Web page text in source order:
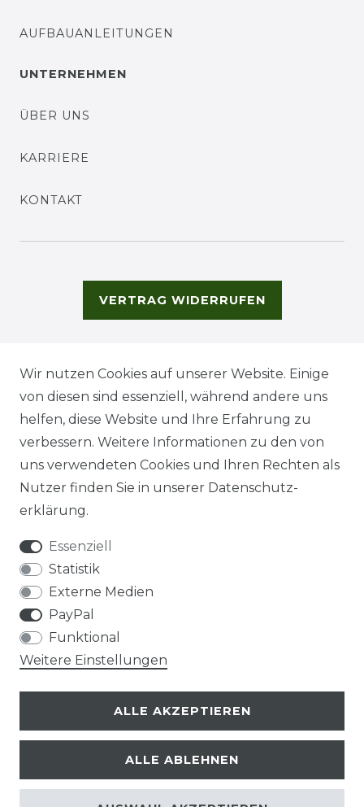
AUFBAUANLEITUNGEN
UNTERNEHMEN
ÜBER UNS
KARRIERE
KONTAKT
VERTRAG WIDERRUFEN
© Copyright 2026 | Alle Rechte vorbehalten.
Wir nutzen Cookies auf unserer Website. Einige
von diesen sind essenziell, während andere uns
helfen, diese Website und Ihre Erfahrung zu
verbessern. Weitere Informationen zu den von
uns verwendeten Cookies und Ihren Rechten als
Nutzer finden Sie in unserer Daten­schutz­
erklärung.
Essenziell
Statistik
Externe Medien
PayPal
Funktional
Weitere Einstellungen
ALLE AKZEPTIEREN
ALLE ABLEHNEN